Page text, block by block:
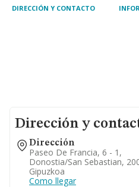
DIRECCIÓN Y CONTACTO
Dirección y
Dirección
Paseo De Francia, 6 - 1,
Donostia/san Sebastian,
Gipuzkoa
Como llegar